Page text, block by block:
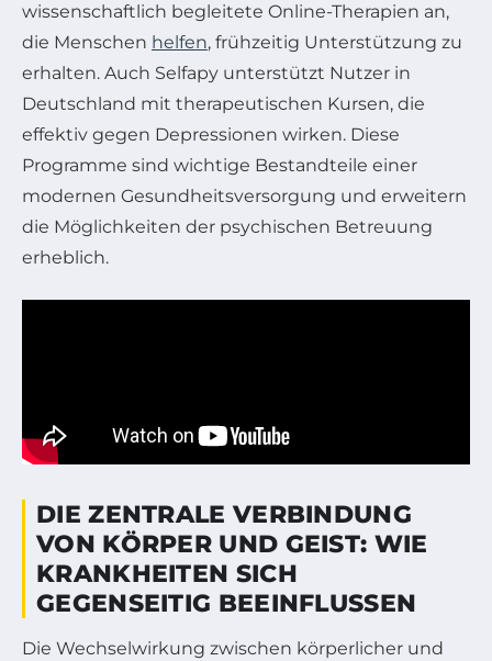
wissenschaftlich begleitete Online-Therapien an,
die Menschen helfen, frühzeitig Unterstützung zu
erhalten. Auch Selfapy unterstützt Nutzer in
Deutschland mit therapeutischen Kursen, die
effektiv gegen Depressionen wirken. Diese
Programme sind wichtige Bestandteile einer
modernen Gesundheitsversorgung und erweitern
die Möglichkeiten der psychischen Betreuung
erheblich.
DIE ZENTRALE VERBINDUNG
VON KÖRPER UND GEIST: WIE
KRANKHEITEN SICH
GEGENSEITIG BEEINFLUSSEN
Die Wechselwirkung zwischen körperlicher und